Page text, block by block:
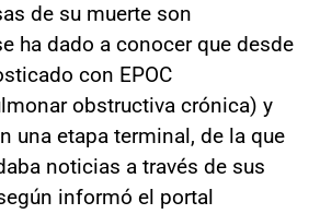
de su muerte son
ha dado a conocer que desde
con EPOC
obstructiva crónica) y
una etapa terminal, de la que
noticias a través de sus
informó el portal